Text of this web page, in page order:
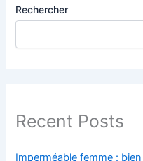
Rechercher
Recent Posts
Imperméable femme :